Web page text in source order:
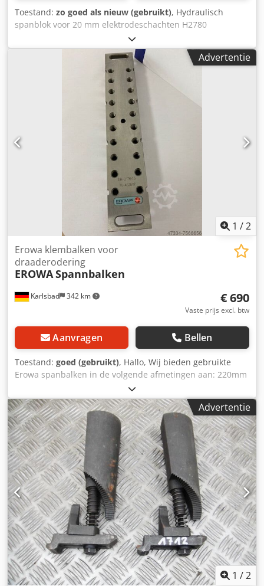
Toestand: zo goed als nieuw (gebruikt), Hydraulisch
spanblok voor 20 mm elektrodeschachten H2780
gereedschapspanner Hirschmann Zo goed als nieuw, in
zeer goede staat Bouwgelijk aan: 3R-321.46 Miniblock
Chjdpfx Akeyk Ulus Dsa Hirschmann H83.20
Advertentie
1 /2
Karlsbad 342 km
Erowa klembalken voor
draaderodering
EROWASpannbalken
€ 690
Vaste prijs excl. btw
Aanvragen Bellen
Toestand: goed (gebruikt), Hallo, Wij bieden gebruikte
Erowa spanbalken in de volgende afmetingen aan: 220mm
- ER-017645 Chedpfxoih Smao Ak Dea 300mm - ER-017646
380mm - ER-017647 460mm - ER-017648 Andere
afmetingen zijn ook mogelijk. Levering mogelijk tegen
meerprijs. Aarzel niet om contact met ons op te nemen als
je vragen hebt.
Advertentie
1 /2